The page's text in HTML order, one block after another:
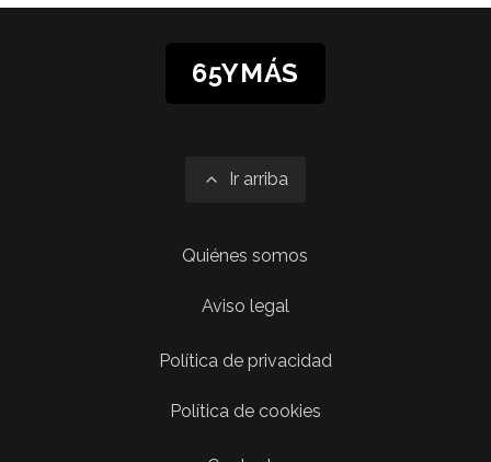
65YMÁS
Ir arriba
Quiénes somos
Aviso legal
Política de privacidad
Política de cookies